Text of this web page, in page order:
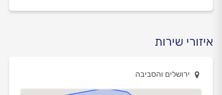
איזורי שירות
ירושלים והסביבה